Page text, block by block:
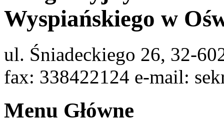
Wyspiańskiego w
ul. Śniadeckiego 26, 32-
fax: 338422124 e-mail:
Menu Główne